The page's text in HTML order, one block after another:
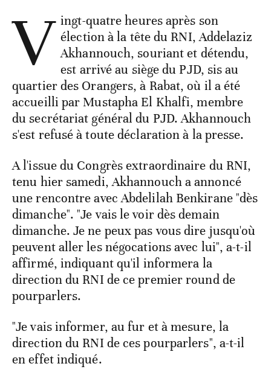
V ingt-quatre heures après son
élection à la tête du RNI, Addelaziz
Akhannouch, souriant et détendu,
est arrivé au siège du PJD, sis au
quartier des Orangers, à Rabat, où il a été
accueilli par Mustapha El Khalfi, membre
du secrétariat général du PJD. Akhannouch
s'est refusé à toute déclaration à la presse.
A l'issue du Congrès extraordinaire du RNI,
tenu hier samedi, Akhannouch a annoncé
une rencontre avec Abdelilah Benkirane "dès
dimanche". "Je vais le voir dès demain
dimanche. Je ne peux pas vous dire jusqu'où
peuvent aller les négocations avec lui", a-t-il
affirmé, indiquant qu'il informera la
direction du RNI de ce premier round de
pourparlers.
"Je vais informer, au fur et à mesure, la
direction du RNI de ces pourparlers", a-t-il
en effet indiqué.